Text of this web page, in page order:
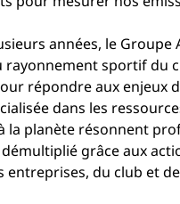
années, le Groupe
rayonnement sportif du
répondre aux enjeux
dans les
la planète résonnent
grâce aux
entreprises, du club et